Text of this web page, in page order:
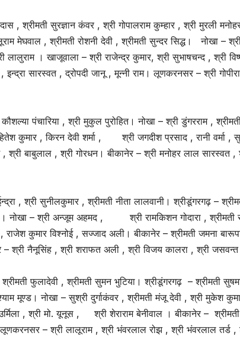
, श्रीमती सुरज्ञान कंवर , श्री गोपालराम कुम्हार , श्री मुरली
मेघवाल , श्रीमती रोशनी देवी , श्रीमती सुन्दर सिद्ध। नोखा –
। खाजूवाला – श्री राजेन्द्र कुमार, श्री सुभाषचन्द , श्री
इन्द्रा सारस्वत , द्रोपदी जानू , मून्नी राम। लूणकरनसर – श्री
पंचारिया , श्री मुकुल पुरोहित। नोखा – श्री डुंगरराम ,
कुमार , किरन देवी शर्मा , श्री जगदीश प्रसाद , रानी वर्मा ,
बाबुलाल , श्री गोरधन। बीकानेर – श्री मनोहर लाल सारस्वत ,
, श्री सुनीलकुमार , श्रीमती नीता लालवानी। श्रीडूंगरगढ़ –
। नोखा – श्री अन्जूम अहमद , श्री रामकिशन गोदारा ,
राजेश कुमार विश्नोई , सज्जाद अली। बीकानेर – श्रीमती जमना
श्री नैनूसिंह , श्री शराफत अली , श्री विजय कालरा , श्री जसवन्त
फुलादेवी , श्रीमती सुमन भुटिया। श्रीडूंगरगढ़ – श्रीमती
मूण्ड। नोखा – सुश्री दुर्गाकंवर , श्रीमती मंजू देवी , श्री मुकेश
, श्री मो. यूनूस , श्री शेराराम बेनीवाल । बीकानेर – श्रीमती
लूणकरनसर – श्री लालूराम , श्री भंवरलाल रोझ , श्री भंवरलाल तर्ड ,